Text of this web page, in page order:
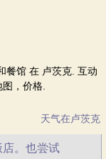
餐馆 在 卢茨克. 互动
，价格.
天气在卢茨克
。也尝试